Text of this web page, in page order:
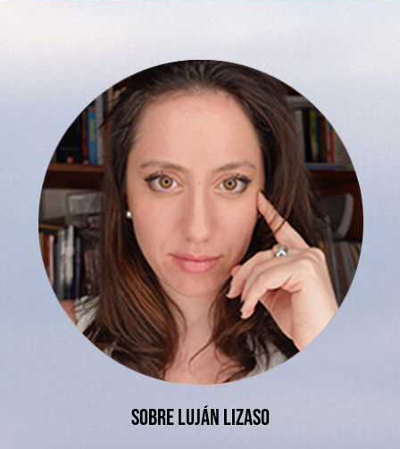
SOBRE LUJÁN LIZASO